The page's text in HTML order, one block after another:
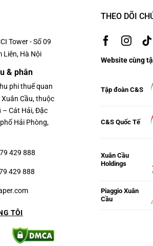
Tower - Số 09
Liên, Hà Nội
& phân
phi thuế quan
Cầu, thuộc
– Cát Hải, Đặc
Hải Phòng,
429 888
429 888
TÔI
THEO DÕI
Website cùng
Tập đoàn C&S
C&S Quốc Tế
Xuân Cầu
Holdings
Piaggio Xuân
Cầu